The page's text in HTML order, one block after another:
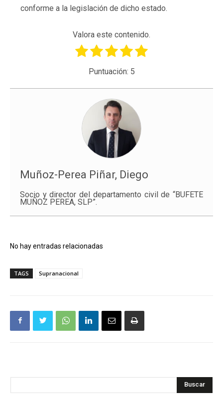
conforme a la legislación de dicho estado.
Valora este contenido.
Puntuación: 5
Muñoz-Perea Piñar, Diego
Socio y director del departamento civil de “BUFETE
MUÑOZ PEREA, SLP”.
No hay entradas relacionadas
TAGS Supranacional
Buscar